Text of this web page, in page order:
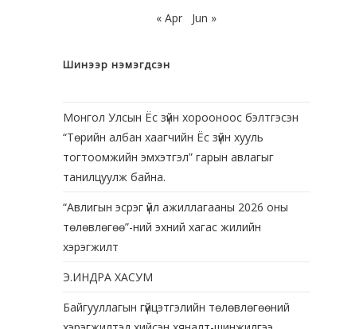
« Apr Jun »
Шинээр нэмэгдсэн
Монгол Улсын Ёс зүйн хорооноос бэлтгэсэн
“Төрийн албан хаагчийн Ёс зүйн хууль
тогтоомжийн эмхэтгэл” гарын авлагыг
танилцуулж байна.
“Авлигын эсрэг үйл ажиллагааны 2026 оны
төлөвлөгөө”-ний эхний хагас жилийн
хэрэгжилт
Э.ИНДРА ХАСУМ
Байгууллагын гүйцэтгэлийн төлөвлөгөөний